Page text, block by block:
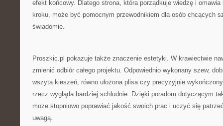
efekt końcowy. Dlatego strona, która porządkuje wiedzę i
kroku, może być pomocnym przewodnikiem dla osób chcących
świadomie.
Proszkic.pl pokazuje także znaczenie estetyki. W krawiectwie
zmienić odbiór całego projektu. Odpowiednio wykonany szew,
wszyta kieszeń, równo ułożona plisa czy precyzyjnie
rzecz wygląda bardziej schludnie. Dzięki poradom dotyczącym
może stopniowo poprawiać jakość swoich prac i uczyć się
uwagą.